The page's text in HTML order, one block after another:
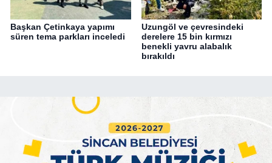
Başkan Çetinkaya yapımı
süren tema parkları inceledi
Uzungöl ve çevresindeki
derelere 15 bin kırmızı
benekli yavru alabalık
bırakıldı